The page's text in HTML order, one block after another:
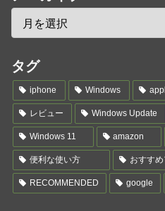
タグ
iphone Windows
レビュー Windows Update
Windows 11 amazon
便利な使い方 おすすめ
RECOMMENDED google